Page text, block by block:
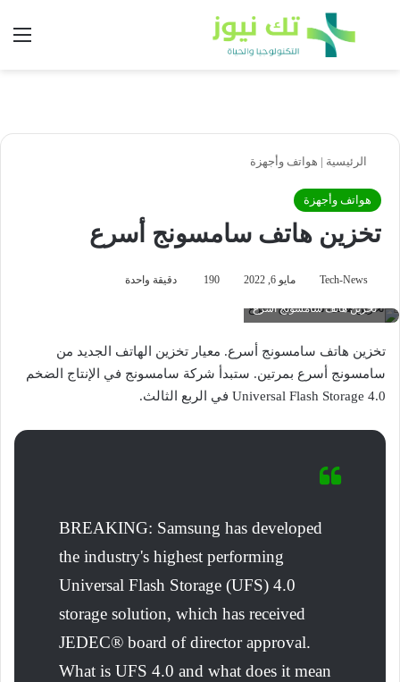
بحث عن
الرئيسية | هواتف وأجهزة
هواتف وأجهزة
تخزين هاتف سامسونج أسرع
Tech-News مايو 6, 2022 190 دقيقة واحدة
تخزين هاتف سامسونج أسرع
تخزين هاتف سامسونج أسرع. معيار تخزين الهاتف الجديد من
سامسونج أسرع بمرتين. ستبدأ شركة سامسونج في الإنتاج الضخم
Universal Flash Storage 4.0 في الربع الثالث.
BREAKING: Samsung has developed
the industry's highest performing
Universal Flash Storage (UFS) 4.0
storage solution, which has received
JEDEC® board of director approval.
What is UFS 4.0 and what does it mean